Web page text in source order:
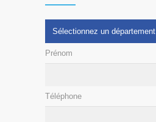
Sélectionnez un département
Prénom
Téléphone